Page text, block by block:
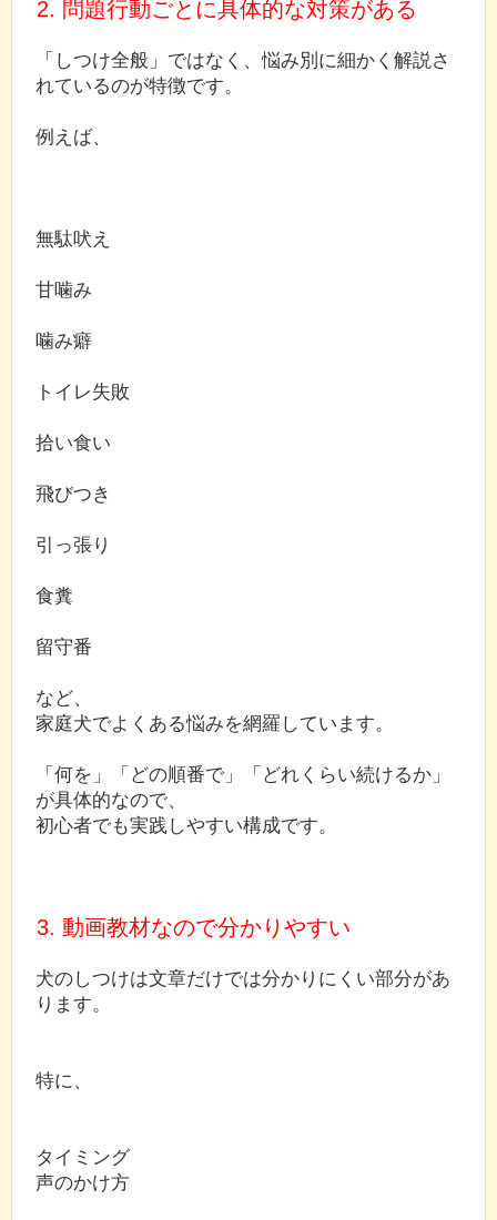
2. 問題行動ごとに具体的な対策がある
「しつけ全般」ではなく、悩み別に細かく解説さ
れているのが特徴です。
例えば、
無駄吠え
甘噛み
噛み癖
トイレ失敗
拾い食い
飛びつき
引っ張り
食糞
留守番
など、
家庭犬でよくある悩みを網羅しています。
「何を」「どの順番で」「どれくらい続けるか」
が具体的なので、
初心者でも実践しやすい構成です。
3. 動画教材なので分かりやすい
犬のしつけは文章だけでは分かりにくい部分があ
ります。
特に、
タイミング
声のかけ方